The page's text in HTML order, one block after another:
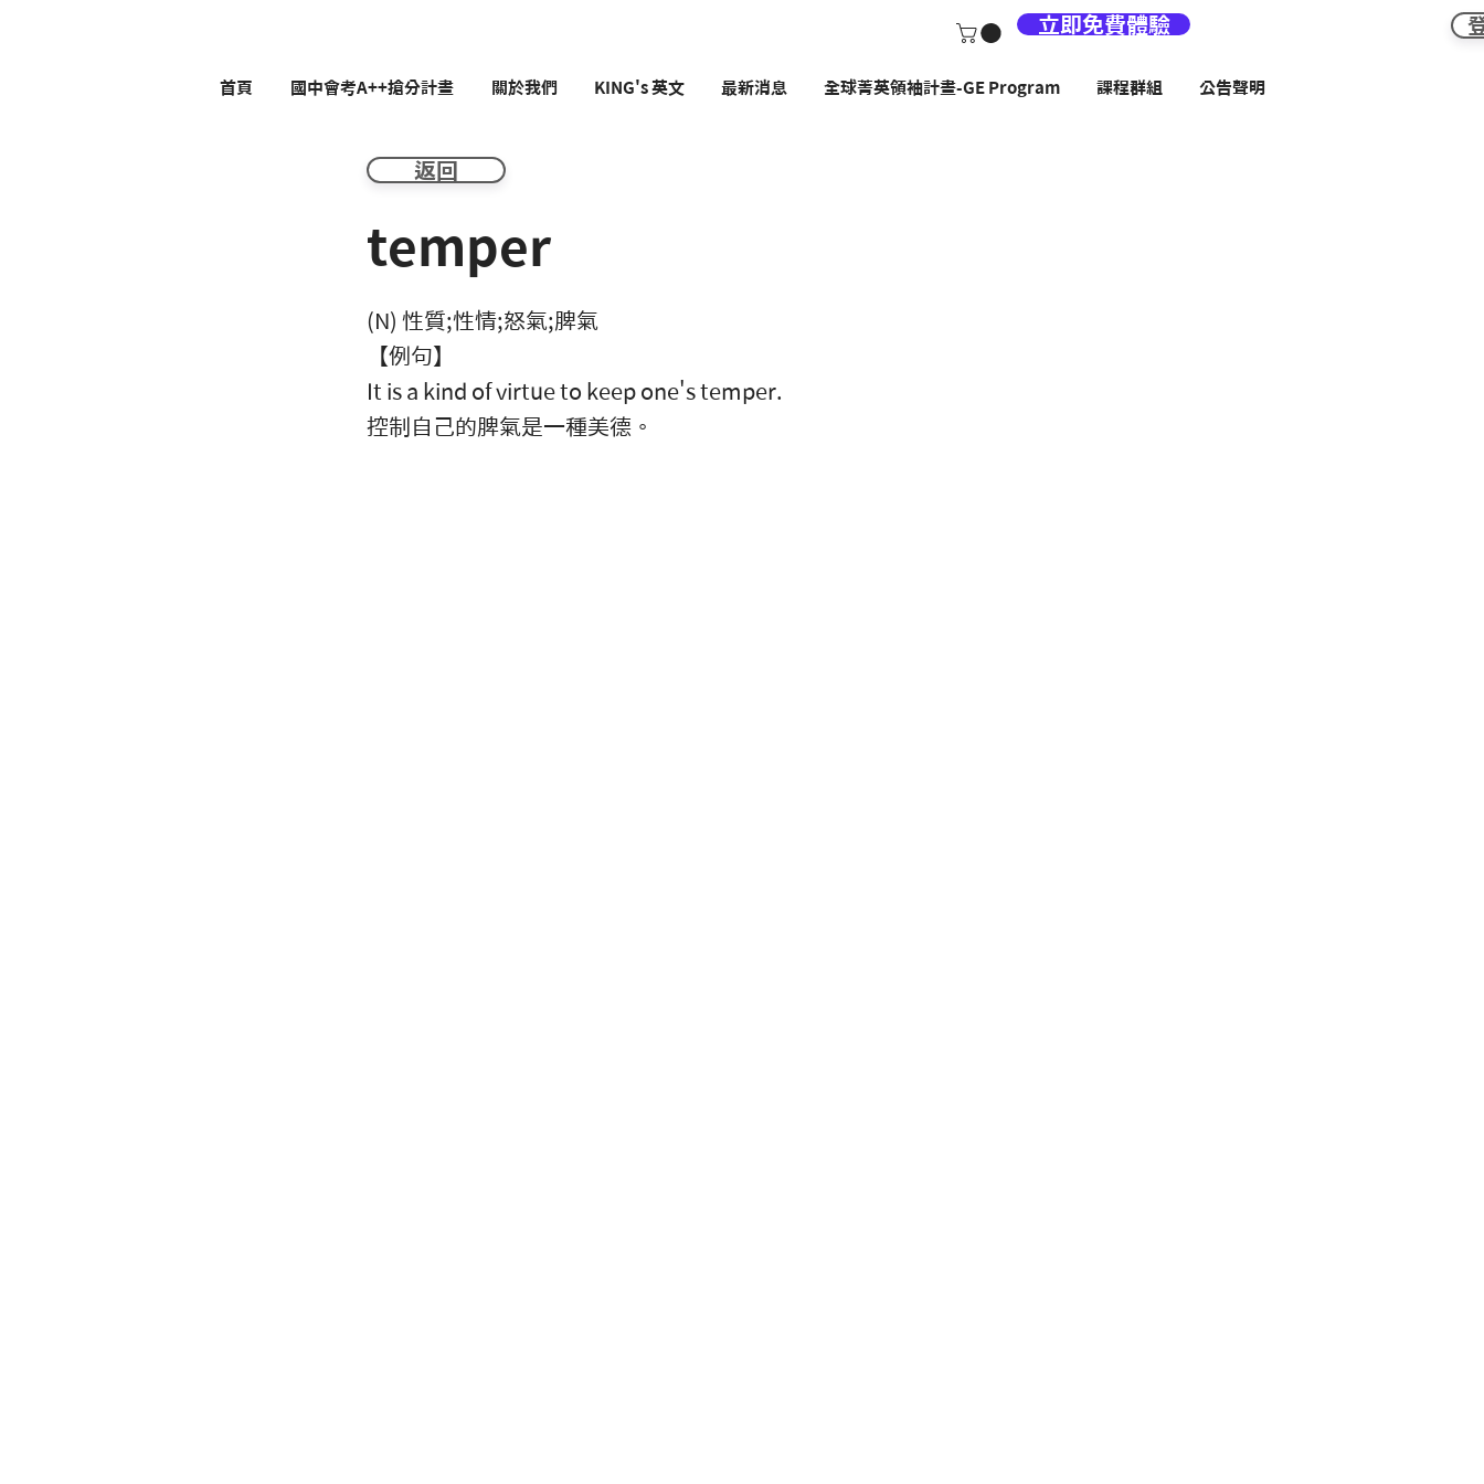
立即免費體驗
首頁 國中會考A++搶分計畫 關於我們 KING's 英文 最新消息 全球菁英領袖計畫-GE Program 課程群組 公告聲明
返回
temper
(N) 性質;性情;怒氣;脾氣
【例句】
It is a kind of virtue to keep one's temper.
控制自己的脾氣是一種美德。